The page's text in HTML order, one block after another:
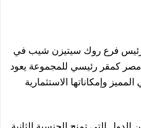
فرع روك سيتيزن شيب في
مصر كمقر رئيسي للمجموعة يعود
وإمكاناتها الاستثمارية